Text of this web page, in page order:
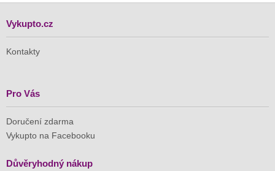
Vykupto.cz
Kontakty
Pro Vás
Doručení zdarma
Vykupto na Facebooku
Důvěryhodný nákup